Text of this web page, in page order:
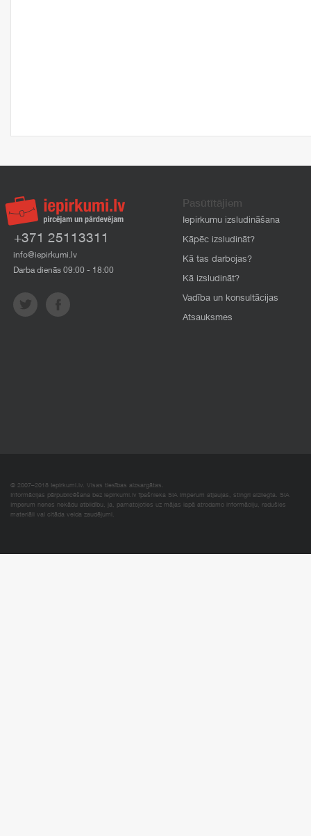
+371 25113311
info@iepirkumi.lv
Darba dienās 09:00 - 18:00
Pasūtītājiem
Iepirkumu izsludināšana
Kāpēc izsludināt?
Kā tas darbojas?
Kā izsludināt?
Vadība un konsultācijas
Atsauksmes
© 2007–2018 Iepirkumi.lv. Visas tiesības aizsargātas.
Informācijas pārpublicēšana bez iepirkumi.lv īpašnieka SIA Imperum atļaujas, stingri aizliegta. SIA
Imperum nenes nekādu atbildību, ja, pamatojoties uz mājas lapā atrodamo informāciju, radušies
materiāli vai citāda veida zaudējumi.